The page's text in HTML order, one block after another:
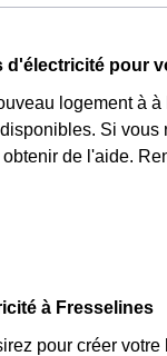
France et est
jours, le prix de
au tarif normal
d'électricité pour
logement à
Si
de l'aide.
à Fresselines
pour créer